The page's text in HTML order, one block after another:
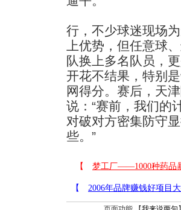
行，不少球迷现场
上优势，但任意球
队换上多名队员，
开花不结果，特别
网得分。赛后，天
说：“赛前，我们的
对破对方密集防守
些。”